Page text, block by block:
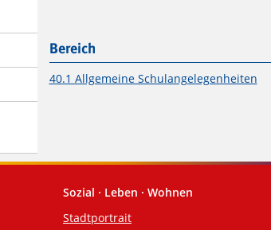
Bereich
40.1 Allgemeine Schulangelegenheiten
Sozial · Leben · Wohnen
Stadtportrait